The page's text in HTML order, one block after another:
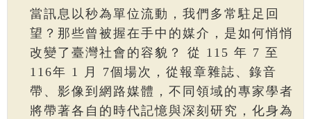
當訊息以秒為單位流動，我們多常駐足回
望？那些曾被握在手中的媒介，是如何悄悄
改變了臺灣社會的容貌？ 從 115 年 7 至
116年 1 月 7個場次，從報章雜誌、錄音
帶、影像到網路媒體，不同領域的專家學者
將帶著各自的時代記憶與深刻研究，化身為